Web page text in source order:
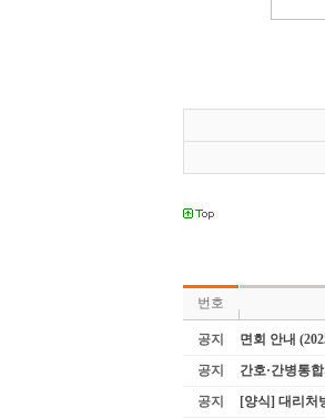
번호
공지
면회 안내
공지
간호·간병통
공지
[양식] 대리처